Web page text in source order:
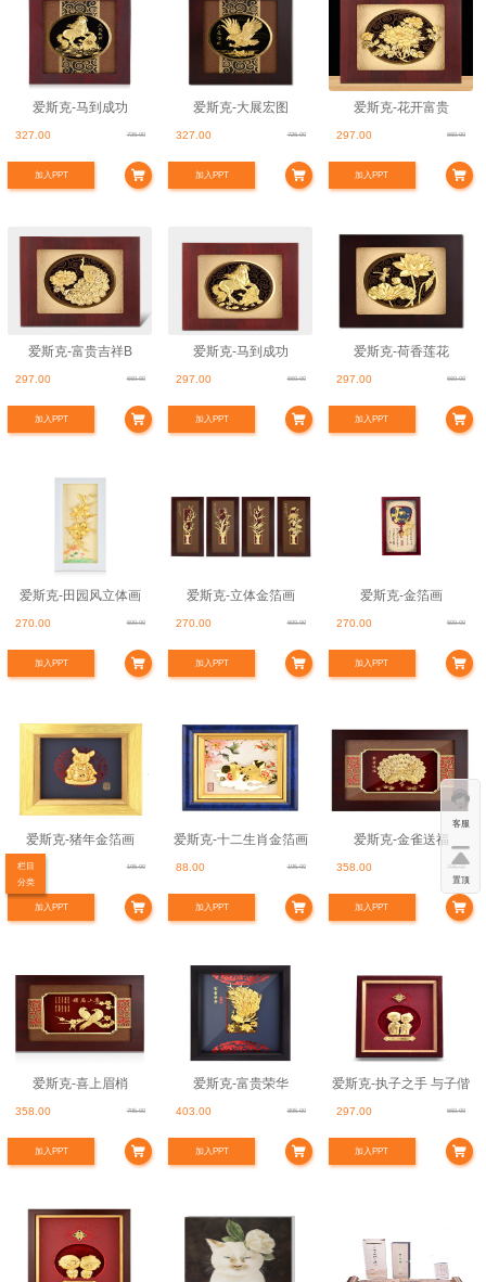
栏目
分类
爱斯克-马到成功
327.00 726.00
加入PPT
爱斯克-大展宏图
327.00 726.00
加入PPT
爱斯克-花开富贵
297.00 660.00
加入PPT
爱斯克-富贵吉祥B
297.00 660.00
加入PPT
爱斯克-马到成功
297.00 660.00
加入PPT
爱斯克-荷香莲花
297.00 660.00
加入PPT
爱斯克-田园风立体画
270.00 600.00
加入PPT
爱斯克-立体金箔画
270.00 600.00
加入PPT
爱斯克-金箔画
270.00 600.00
加入PPT
爱斯克-猪年金箔画
88.00 195.00
加入PPT
爱斯克-十二生肖金箔画
88.00 195.00
加入PPT
爱斯克-金雀送福
358.00 795.00
加入PPT
爱斯克-喜上眉梢
358.00 795.00
加入PPT
爱斯克-富贵荣华
403.00 895.00
加入PPT
爱斯克-执子之手 与子偕
297.00 660.00
加入PPT
客服
置顶